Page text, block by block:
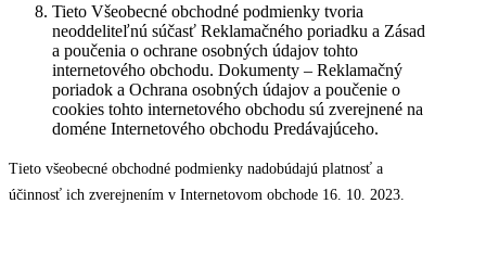
Tieto Všeobecné obchodné podmienky tvoria
neoddeliteľnú súčasť Reklamačného poriadku a Zásad
a poučenia o ochrane osobných údajov tohto
internetového obchodu. Dokumenty – Reklamačný
poriadok a Ochrana osobných údajov a poučenie o
cookies tohto internetového obchodu sú zverejnené na
doméne Internetového obchodu Predávajúceho.
Tieto všeobecné obchodné podmienky nadobúdajú platnosť a
účinnosť ich zverejnením v Internetovom obchode 16. 10. 2023.